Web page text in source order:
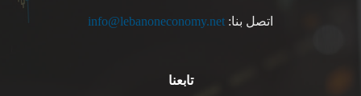
اتصل بنا: info@lebanoneconomy.net
تابعنا